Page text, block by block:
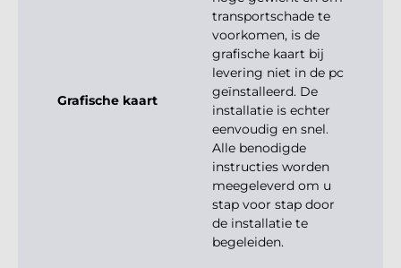
Grafische kaart
transportschade te
voorkomen, is de
grafische kaart bij
levering niet in de pc
geïnstalleerd. De
installatie is echter
eenvoudig en snel.
Alle benodigde
instructies worden
meegeleverd om u
stap voor stap door
de installatie te
begeleiden.